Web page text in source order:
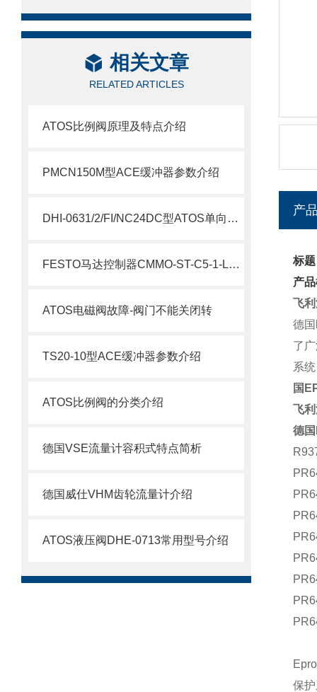
相关文章
RELATED ARTICLES
ATOS比例阀原理及特点介绍
PMCN150M型ACE缓冲器参数介绍
DHI-0631/2/FI/NC24DC型ATOS单向阀参数
FESTO马达控制器CMMO-ST-C5-1-LKP参数
ATOS电磁阀故障-阀门不能关闭转
TS20-10型ACE缓冲器参数介绍
ATOS比例阀的分类介绍
德国VSE流量计容积式特点简析
德国威仕VHM齿轮流量计介绍
ATOS液压阀DHE-0713常用型号介绍
产
标
产
飞
德国
了
系
国
飞
德
保